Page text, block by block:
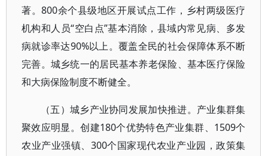
著。800余个县级地区开展试点工作，乡村两级医疗
机构和人员“空白点”基本消除，县域内常见病、多发
病就诊率达90%以上。覆盖全民的社会保障体系不断
完善。城乡统一的居民基本养老保险、基本医疗保险
和大病保险制度不断健全。
（五）城乡产业协同发展加快推进。产业集群集
聚效应明显。创建180个优势特色产业集群、1509个
农业产业强镇、300个国家现代农业产业园，政策集